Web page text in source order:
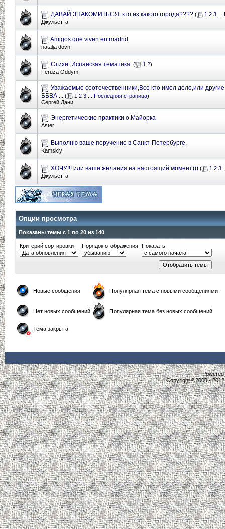
ДАВАЙ ЗНАКОМИТЬСЯ: кто из какого города???? ( 1 2 3
Джульетта
Amigos que viven en madrid
natalja dovn
Стихи. Испанская тематика. ( 1 2)
Feruza Оddym
Уважаемые соотечественники,Все кто имел дело,или
ББВА ... ( 1 2 3 Последняя страница)
Сергей Дани
Энергетические практики о.Майорка
Aster
Выполню ваше поручение в Санкт-Петербурге.
Kamskiy
ХОЧУ!!! или ваши желания на настоящий момент))) ( 1 2 3
Джульетта
Опции просмотра
Показаны темы с 1 по 20 из 140
Критерий сортировки Порядок отображения Показать
Новые сообщения Популярная тема с новыми сообщениями
Нет новых сообщений Популярная тема без новых сообщений
Тема закрыта
Powered
Copyright ©2000 -